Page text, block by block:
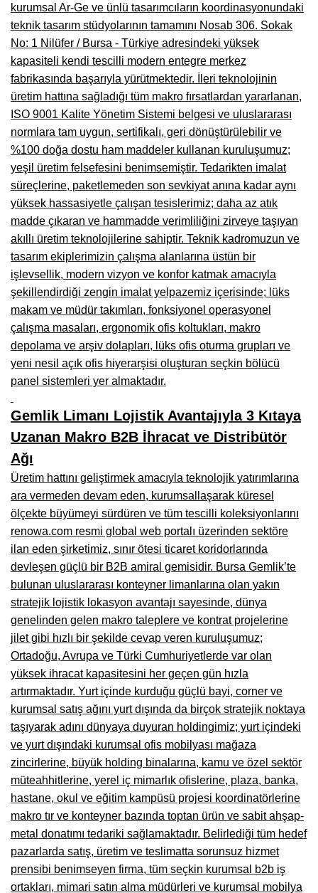
Aydın Mobilya Mağazaları, Firmaları, Dekorasyon Firmaları
Bilecik Mobilyacılar, Mobilya İmalatçıları, Mağazaları
Çorum Mobilyacılar, Mobilya Mağazaları, İmalatçıları
Denizli Mobilyacılar, Mobilya Üreticileri, Mağazaları
Adıyaman Mobilyacılar, Mobilya İmalatçıları, Mağazaları
Ağrı Mobilyacılar, Mobilya İmalatçıları, Mağazaları
Edirne Mobilyacilar, Mobilya İmalatçıları, Mağazaları
Erzincan Mobilyacılar, Mobilya İmalatçıları, Mağazaları
Yozgat Mobilya Mağazaları, İmalatçıları, Mobilyacıları
Kars Mobilya İmalatçıları, Mağazaları, Mobilyacılar
Kırşehir Mobilya İmalatçıları, Firmaları, Mobilyacılar
Kütahya Mobilya İmalatçıları, Mağazaları, Mobilyacılar
Malatya Mobilyacılar, Mağazaları, İmalatçıları, Fabrikaları
Sinop Mobilya İmalatçıları, Mağazaları, Mobilyacılar
Muş Mobilya İmalatçıları, Mağazaları, Mobilyacılar
Nevşehir Mobilyacılar, Mobilya İmalatçıları, Mağazaları
Ordu Mobilya Mağazaları, İmalatçıları, Mobilyacılar
Rize Mobilyacılar, Mobilya İmalatçıları, Mağazaları
Sivas Mobilya Fabrikaları, Üreticileri, Mağazaları
Tokat Mobilyacılar, Mobilya Mağazaları, İmalatçıları
Niğde Mobilyacılar, Mobilya Firmaları, İmalatçıları
Giresun Mobilya Mağazaları, İmalatçıları, Mobilyacıları
kurumsal Ar-Ge ve ünlü tasarımcıların koordinasyonundaki
teknik tasarım stüdyolarının tamamını Nosab 306. Sokak
No: 1 Nilüfer / Bursa - Türkiye adresindeki yüksek
kapasiteli kendi tescilli modern entegre merkez
fabrikasında başarıyla yürütmektedir. İleri teknolojinin
üretim hattına sağladığı tüm makro fırsatlardan yararlanan,
ISO 9001 Kalite Yönetim Sistemi belgesi ve uluslararası
normlara tam uygun, sertifikalı, geri dönüştürülebilir ve
%100 doğa dostu ham maddeler kullanan kuruluşumuz;
yeşil üretim felsefesini benimsemiştir. Tedarikten imalat
süreçlerine, paketlemeden son sevkiyat anına kadar aynı
yüksek hassasiyetle çalışan tesislerimiz; daha az atık
madde çıkaran ve hammadde verimliliğini zirveye taşıyan
akıllı üretim teknolojilerine sahiptir. Teknik kadromuzun ve
tasarım ekiplerimizin çalışma alanlarına üstün bir
işlevsellik, modern vizyon ve konfor katmak amacıyla
şekillendirdiği zengin imalat yelpazemiz içerisinde; lüks
makam ve müdür takımları, fonksiyonel operasyonel
çalışma masaları, ergonomik ofis koltukları, makro
depolama ve arşiv dolapları, lüks ofis oturma grupları ve
yeni nesil açık ofis hiyerarşisi oluşturan seçkin bölücü
panel sistemleri yer almaktadır.
Gemlik Limanı Lojistik Avantajıyla 3 Kıtaya
Uzanan Makro B2B İhracat ve Distribütör
Ağı
Üretim hattını geliştirmek amacıyla teknolojik yatırımlarına
ara vermeden devam eden, kurumsallaşarak küresel
ölçekte büyümeyi sürdüren ve tüm tescilli koleksiyonlarını
renowa.com resmi global web portalı üzerinden sektöre
ilan eden şirketimiz, sınır ötesi ticaret koridorlarında
devleşen güçlü bir B2B amiral gemisidir. Bursa Gemlik’te
bulunan uluslararası konteyner limanlarına olan yakın
stratejik lojistik lokasyon avantajı sayesinde, dünya
genelinden gelen makro taleplere ve kontrat projelerine
jilet gibi hızlı bir şekilde cevap veren kuruluşumuz;
Ortadoğu, Avrupa ve Türki Cumhuriyetlerde var olan
yüksek ihracat kapasitesini her geçen gün hızla
artırmaktadır. Yurt içinde kurduğu güçlü bayi, corner ve
kurumsal satış ağını yurt dışında da birçok stratejik noktaya
taşıyarak adını dünyaya duyuran holdingimiz; yurt içindeki
ve yurt dışındaki kurumsal ofis mobilyası mağaza
zincirlerine, büyük holding binalarına, kamu ve özel sektör
müteahhitlerine, yerel iç mimarlık ofislerine, plaza, banka,
hastane, okul ve eğitim kampüsü projesi koordinatörlerine
makro tır ve konteyner bazında toptan ürün ve sabit ahşap-
metal donatımı tedariki sağlamaktadır. Belirlediği tüm hedef
pazarlarda satış, üretim ve teslimatta sorunsuz hizmet
prensibi benimseyen firma, tüm seçkin kurumsal b2b iş
ortakları, mimari satın alma müdürleri ve kurumsal mobilya